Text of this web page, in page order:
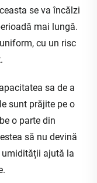
se va încălzi
mai lungă.
cu un risc
sa de a
sunt prăjite pe o
o parte din
să nu devină
umidității ajută la